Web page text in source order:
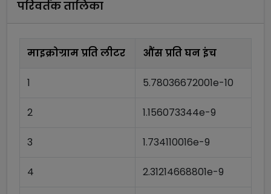
परिवर्तक तालिका
माइक्रोग्राम प्रति लीटर औंस प्रति घन इंच
1 5.78036672001e-10
2 1.156073344e-9
3 1.734110016e-9
4 2.31214668801e-9